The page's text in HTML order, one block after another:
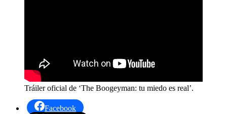
Tráiler oficial de ‘The Boogeyman: tu miedo es real’.
Facebook